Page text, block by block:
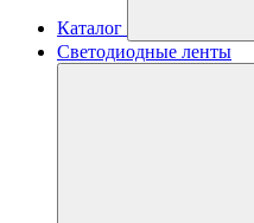
Каталог
Светодиодные ленты